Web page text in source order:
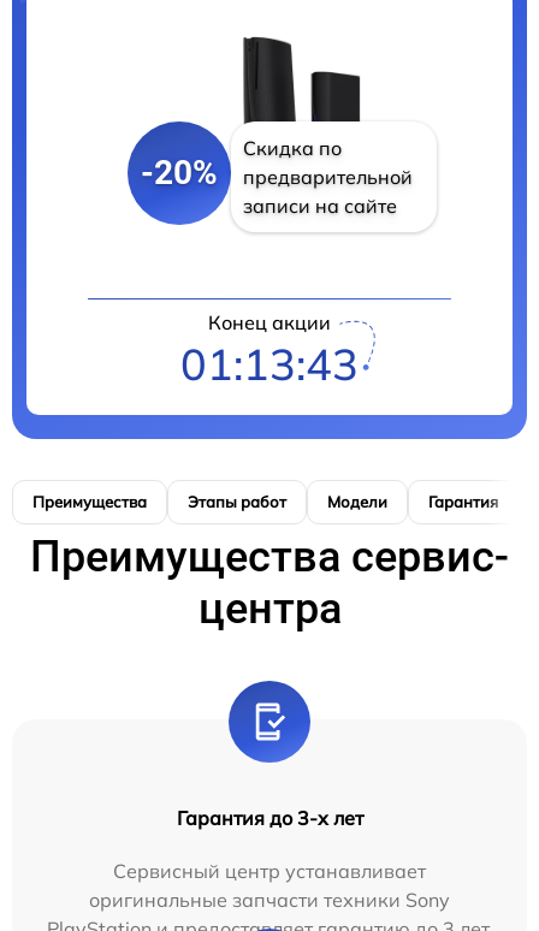
-20%
Скидка по
предварительной
записи на сайте
Конец акции
01:13:42
Преимущества Этапы работ Модели Гарантия
Преимущества сервис-
центра
Гарантия до 3-х лет
Сервисный центр устанавливает
оригинальные запчасти техники Sony